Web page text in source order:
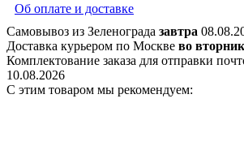
Об оплате и доставке
Самовывоз из Зеленограда завтра
Доставка курьером по Москве во вторник
Комплектование заказа для отправки
10.08.2026
С этим товаром мы рекомендуем: